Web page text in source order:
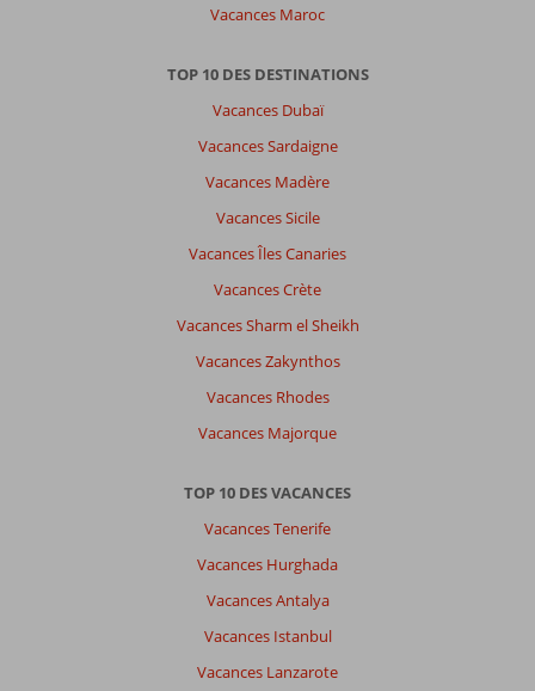
Vacances Maroc
TOP 10 DES DESTINATIONS
Vacances Dubaï
Vacances Sardaigne
Vacances Madère
Vacances Sicile
Vacances Îles Canaries
Vacances Crète
Vacances Sharm el Sheikh
Vacances Zakynthos
Vacances Rhodes
Vacances Majorque
TOP 10 DES VACANCES
Vacances Tenerife
Vacances Hurghada
Vacances Antalya
Vacances Istanbul
Vacances Lanzarote